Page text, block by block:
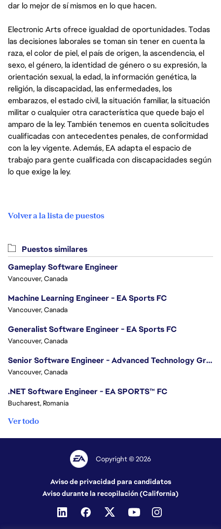
dar lo mejor de sí mismos en lo que hacen.
Electronic Arts ofrece igualdad de oportunidades. Todas
las decisiones laborales se toman sin tener en cuenta la
raza, el color de piel, el país de origen, la ascendencia, el
sexo, el género, la identidad de género o su expresión, la
orientación sexual, la edad, la información genética, la
religión, la discapacidad, las enfermedades, los
embarazos, el estado civil, la situación familiar, la situación
militar o cualquier otra característica que quede bajo el
amparo de la ley. También tenemos en cuenta solicitudes
cualificadas con antecedentes penales, de conformidad
con la ley vigente. Además, EA adapta el espacio de
trabajo para gente cualificada con discapacidades según
lo que exige la ley.
Volver a la lista de puestos
Puestos similares
Gameplay Software Engineer
Vancouver, Canada
Machine Learning Engineer - EA Sports FC
Vancouver, Canada
Generalist Software Engineer - EA Sports FC
Vancouver, Canada
Senior Software Engineer - Advanced Technology Group
Vancouver, Canada
.NET Software Engineer - EA SPORTS™ FC
Bucharest, Romania
Ver todo
Copyright © 2026
Aviso de privacidad para candidatos
Aviso durante la recopilación (California)